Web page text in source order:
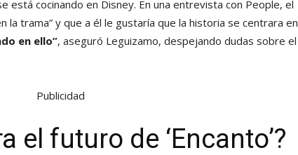
está cocinando en Disney. En una entrevista con People, el
la trama” y que a él le gustaría que la historia se centrara en
en ello”, aseguró Leguizamo, despejando dudas sobre el
Publicidad
el futuro de ‘Encanto’?